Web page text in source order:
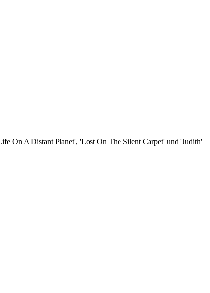
On A Distant Planet', 'Lost On The Silent Carpet' und 'Judith'